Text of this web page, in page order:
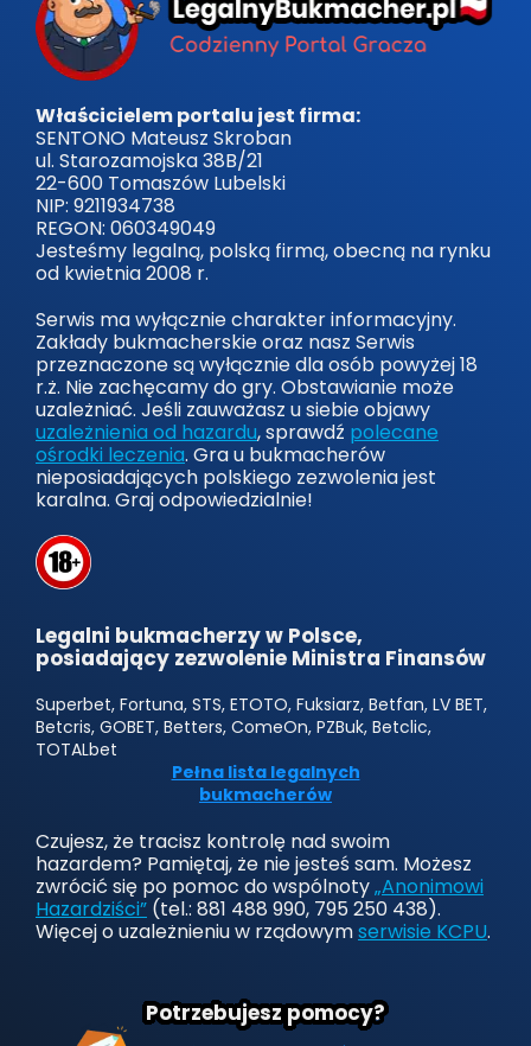
Właścicielem portalu jest firma:
SENTONO Mateusz Skroban
ul. Starozamojska 38B/21
22-600 Tomaszów Lubelski
NIP: 9211934738
REGON: 060349049
Jesteśmy legalną, polską firmą, obecną na rynku
od kwietnia 2008 r.
Serwis ma wyłącznie charakter informacyjny.
Zakłady bukmacherskie oraz nasz Serwis
przeznaczone są wyłącznie dla osób powyżej 18
r.ż. Nie zachęcamy do gry. Obstawianie może
uzależniać. Jeśli zauważasz u siebie objawy
uzależnienia od hazardu, sprawdź polecane
ośrodki leczenia. Gra u bukmacherów
nieposiadających polskiego zezwolenia jest
karalna. Graj odpowiedzialnie!
Legalni bukmacherzy w Polsce,
posiadający zezwolenie Ministra Finansów
Superbet, Fortuna, STS, ETOTO, Fuksiarz, Betfan, LV BET,
Betcris, GOBET, Betters, ComeOn, PZBuk, Betclic,
TOTALbet
Pełna lista legalnych
bukmacherów
Czujesz, że tracisz kontrolę nad swoim
hazardem? Pamiętaj, że nie jesteś sam. Możesz
zwrócić się po pomoc do wspólnoty„Anonimowi
Hazardziści” (tel.: 881 488 990, 795 250 438).
Więcej o uzależnieniu w rządowymserwisie KCPU.
Potrzebujesz pomocy?